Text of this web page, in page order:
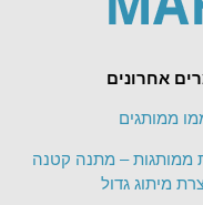
אחרונים
ממותגים
ממותגות – מתנה קטנה
מיתוג גדול